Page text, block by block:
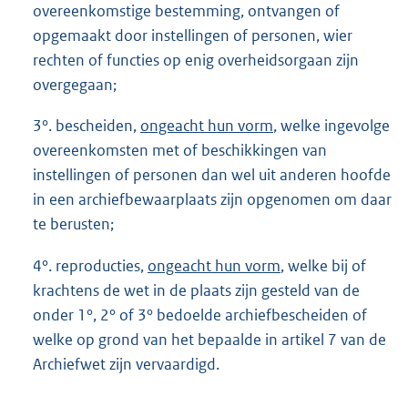
overeenkomstige bestemming, ontvangen of
opgemaakt door instellingen of personen, wier
rechten of functies op enig overheidsorgaan zijn
overgegaan;
3°. bescheiden, ongeacht hun vorm, welke ingevolge
overeenkomsten met of beschikkingen van
instellingen of personen dan wel uit anderen hoofde
in een archiefbewaarplaats zijn opgenomen om daar
te berusten;
4°. reproducties, ongeacht hun vorm, welke bij of
krachtens de wet in de plaats zijn gesteld van de
onder 1°, 2° of 3° bedoelde archiefbescheiden of
welke op grond van het bepaalde in artikel 7 van de
Archiefwet zijn vervaardigd.